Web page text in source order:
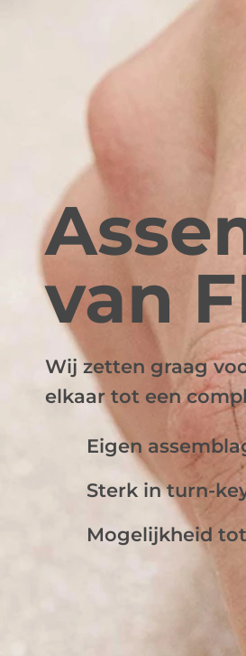
van
Wij zetten graag
elkaar tot een
Eigen
Sterk in turn-
Mogelijkheid